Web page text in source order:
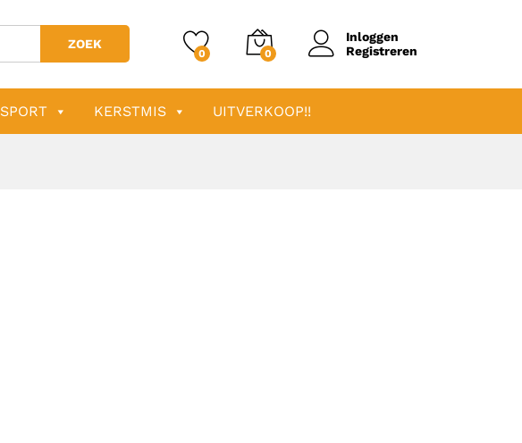
ZOEK
0 0
Inloggen
Registreren
SPORT KERSTMIS UITVERKOOP!!